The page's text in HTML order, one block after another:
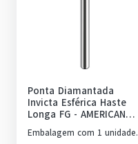
Ponta Diamantada
Invicta Esférica Haste
Longa FG - AMERICAN
BURRS
Embalagem com 1 unidade.